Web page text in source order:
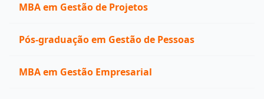
MBA em Gestão de Projetos
Pós-graduação em Gestão de Pessoas
MBA em Gestão Empresarial